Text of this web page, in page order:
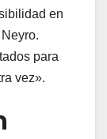
en
para
vez».